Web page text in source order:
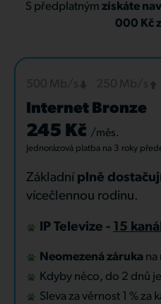
S předplatným získáte
000 Kč
Internet Bronze
245 Kč /měs.
Jednorázová platba na 3 roky
Základní plně
vícečlennou rodinu.
IP Televize - 15
Neomezená záruka na
Kdyby něco, do 2 dnů
Sleva za věrnost 1 % za